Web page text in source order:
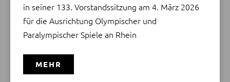
in seiner 133. Vorstandssitzung am 4. März 2026
für die Ausrichtung Olympischer und
Paralympischer Spiele an Rhein
MEHR